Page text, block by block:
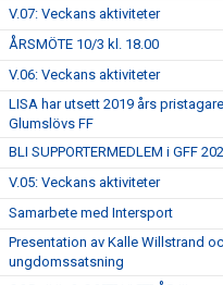
V.07: Veckans aktiviteter
ÅRSMÖTE 10/3 kl. 18.00
V.06: Veckans aktiviteter
LISA har utsett 2019 års
Glumslövs FF
BLI SUPPORTERMEDLEM i GFF
V.05: Veckans aktiviteter
Samarbete med Intersport
Presentation av Kalle Willstrand
ungdomssatsning